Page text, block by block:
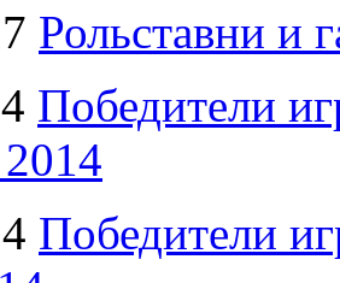
Рольставни и
Победители
Победители